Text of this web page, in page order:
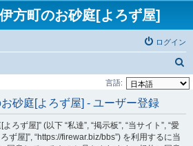
方町のお砂庭[よろず屋]
ログイン
索
言語:
砂庭[よろず屋] - ユーザー登録
ず屋]” (以下 “私達”, “掲示板”, “当サイト”, “愛
屋]”, “https://firewar.biz/bbs”) を利用するに当